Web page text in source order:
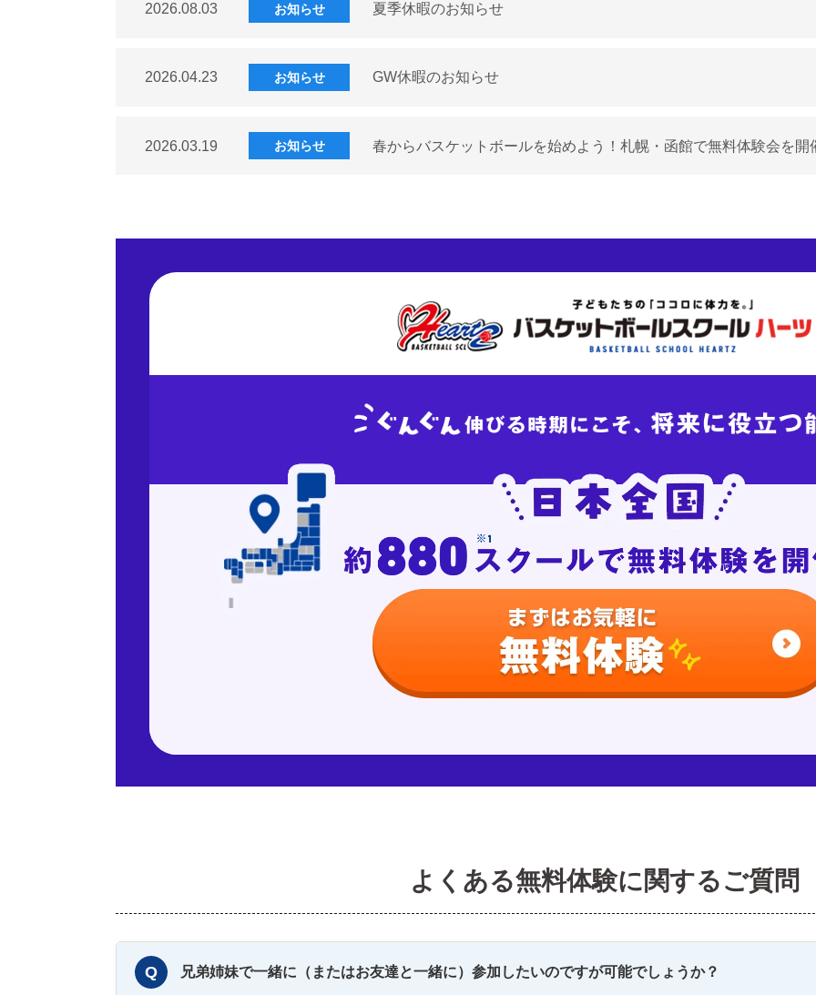
2026.08.03 お知らせ 夏季休暇のお知らせ
2026.04.23 お知らせ GW休暇のお知らせ
2026.03.19 お知らせ 春からバスケットボールを始めよう！札幌・函館で無料体験会を開
よくある無料体験に関するご質問
兄弟姉妹で一緒に（またはお友達と一緒に）参加したいのですが可能でしょうか？